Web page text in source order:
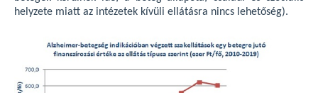
helyzete miatt az intézetek kívüli ellátásra nincs lehetőség).